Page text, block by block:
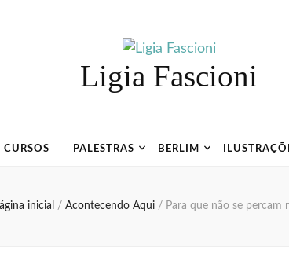
Ligia Fascioni
CURSOS PALESTRAS BERLIM
inicial / Acontecendo Aqui / Para que não se percam